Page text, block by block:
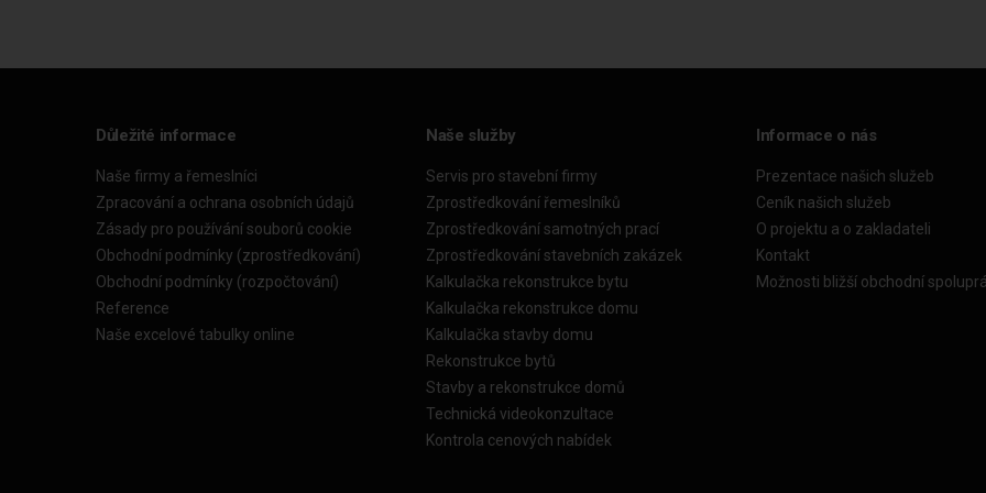
Důležité informace
Naše firmy a řemeslníci
Zpracování a ochrana osobních údajů
Zásady pro používání souborů cookie
Obchodní podmínky (zprostředkování)
Obchodní podmínky (rozpočtování)
Reference
Naše excelové tabulky online
Naše služby
Servis pro stavební firmy
Zprostředkování řemeslníků
Zprostředkování samotných prací
Zprostředkování stavebních zakázek
Kalkulačka rekonstrukce bytu
Kalkulačka rekonstrukce domu
Kalkulačka stavby domu
Rekonstrukce bytů
Stavby a rekonstrukce domů
Technická videokonzultace
Kontrola cenových nabídek
Informace o nás
Prezentace našich služeb
Ceník našich služeb
O projektu a o zakladateli
Kontakt
Možnosti bližší obchodní